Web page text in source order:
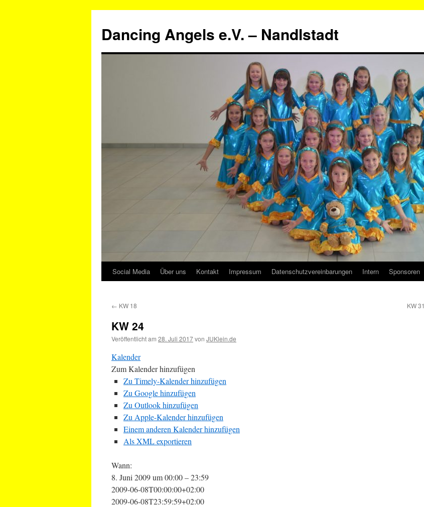
springen
Dancing Angels e.V. – Nandlstadt
Social Media Über uns Kontakt Impressum Datenschutzvereinbarungen Intern Sponsoren
← KW 18 KW 31
KW 24
Veröffentlicht am 28. Juli 2017von JUKlein.de
Kalender
Zum Kalender hinzufügen
Zu Timely-Kalender hinzufügen
Zu Google hinzufügen
Zu Outlook hinzufügen
Zu Apple-Kalender hinzufügen
Einem anderen Kalender hinzufügen
Als XML exportieren
Wann:
8. Juni 2009 um 00:00 – 23:59
2009-06-08T00:00:00+02:00
2009-06-08T23:59:59+02:00